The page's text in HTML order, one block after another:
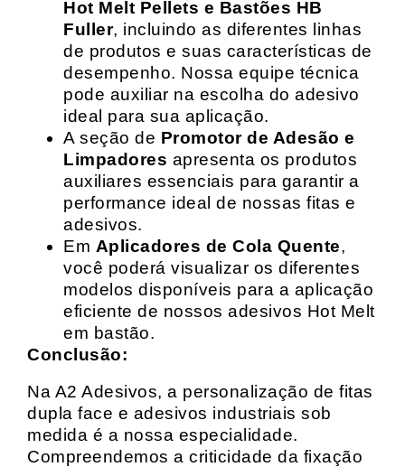
Hot Melt Pellets e Bastões HB
Fuller, incluindo as diferentes linhas
de produtos e suas características de
desempenho. Nossa equipe técnica
pode auxiliar na escolha do adesivo
ideal para sua aplicação.
A seção de Promotor de Adesão e
Limpadores apresenta os produtos
auxiliares essenciais para garantir a
performance ideal de nossas fitas e
adesivos.
Em Aplicadores de Cola Quente,
você poderá visualizar os diferentes
modelos disponíveis para a aplicação
eficiente de nossos adesivos Hot Melt
em bastão.
Conclusão:
Na A2 Adesivos, a personalização de fitas
dupla face e adesivos industriais sob
medida é a nossa especialidade.
Compreendemos a criticidade da fixação